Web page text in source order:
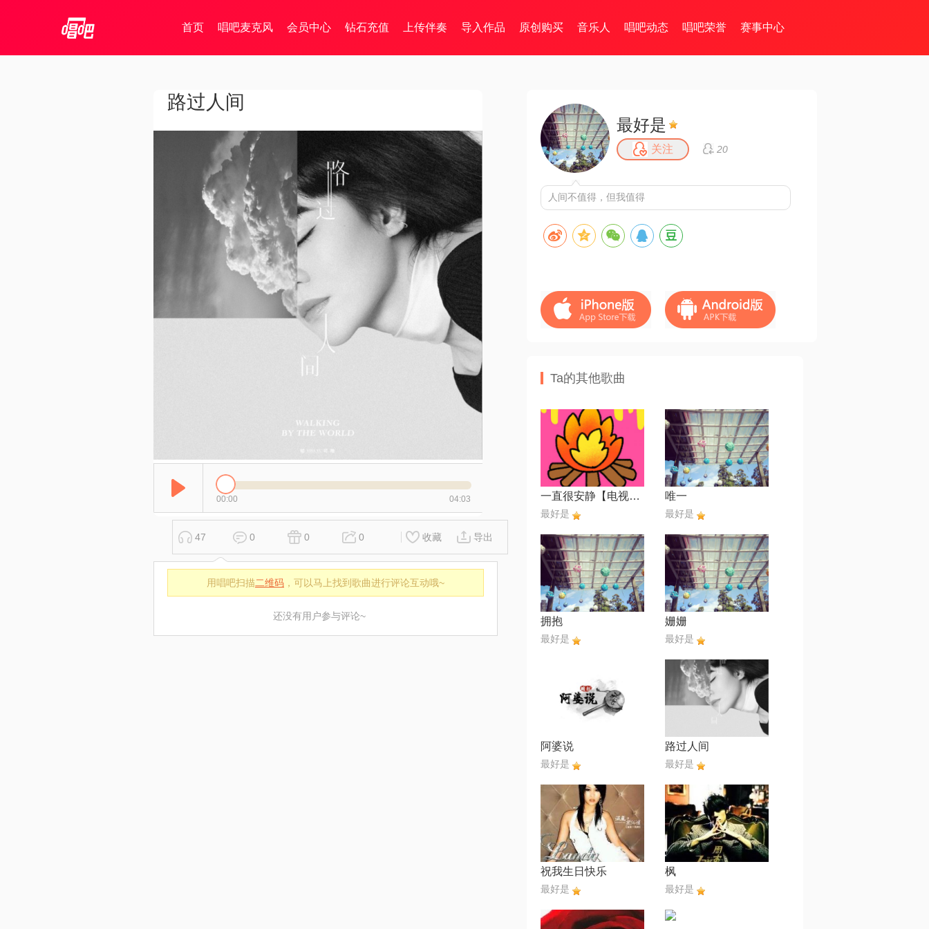
首页 唱吧麦克风 会员中心 钻石充值 上传伴奏 导入作品 原创购买 音乐人 唱吧动态 唱吧荣誉 赛事中心
路过人间
00:00 04:03
47 0 0 0 收藏 导出
用唱吧扫描二维码 ，可以马上找到歌曲进行评论互动哦~
还没有用户参与评论~
最好是
关注 20
人间不值得，但我值得
Ta的其他歌曲
一直很安静【电视剧《仙剑奇侠传》插曲】
最好是
唯一
最好是
拥抱
最好是
姗姗
最好是
阿婆说
最好是
路过人间
最好是
祝我生日快乐
最好是
枫
最好是